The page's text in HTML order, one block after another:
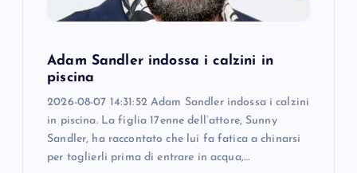
Adam Sandler indossa i calzini in
piscina
2026-08-07 14:31:52 Adam Sandler indossa i calzini
in piscina. La figlia 17enne dell’attore, Sunny
Sandler, ha raccontato che lui fa fatica a chinarsi
per toglierli prima di entrare in acqua,…